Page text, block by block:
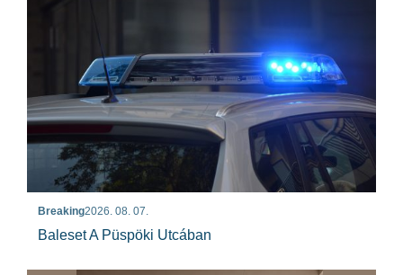
Breaking2026. 08. 07.
Baleset A Püspöki Utcában